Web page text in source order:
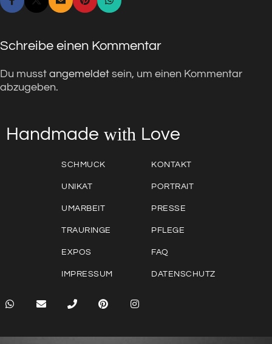
Schreibe einen Kommentar
Du musst angemeldet sein, um einen Kommentar
abzugeben.
Handmade with Love
SCHMUCK
UNIKAT
UMARBEIT
TRAURINGE
EXPOS
IMPRESSUM
KONTAKT
PORTRAIT
PRESSE
PFLEGE
FAQ
DATENSCHUTZ